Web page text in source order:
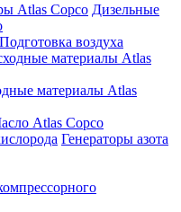
Дизельные
Подготовка воздуха
материалы Atlas
Atlas Copco
Генераторы азота